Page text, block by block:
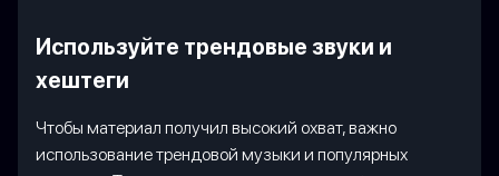
Используйте трендовые звуки и
хештеги
Чтобы материал получил высокий охват, важно
использование трендовой музыки и популярных